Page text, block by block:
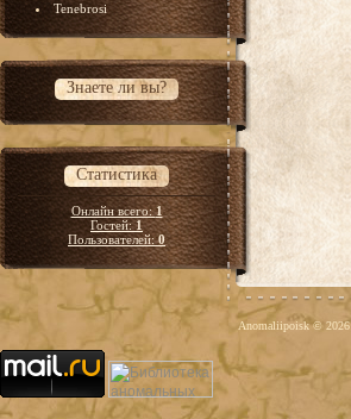
Tenebrosi
Знаете ли вы?
Статистика
Онлайн всего:1
Гостей:1
Пользователей:0
Anomaliipoisk © 2026